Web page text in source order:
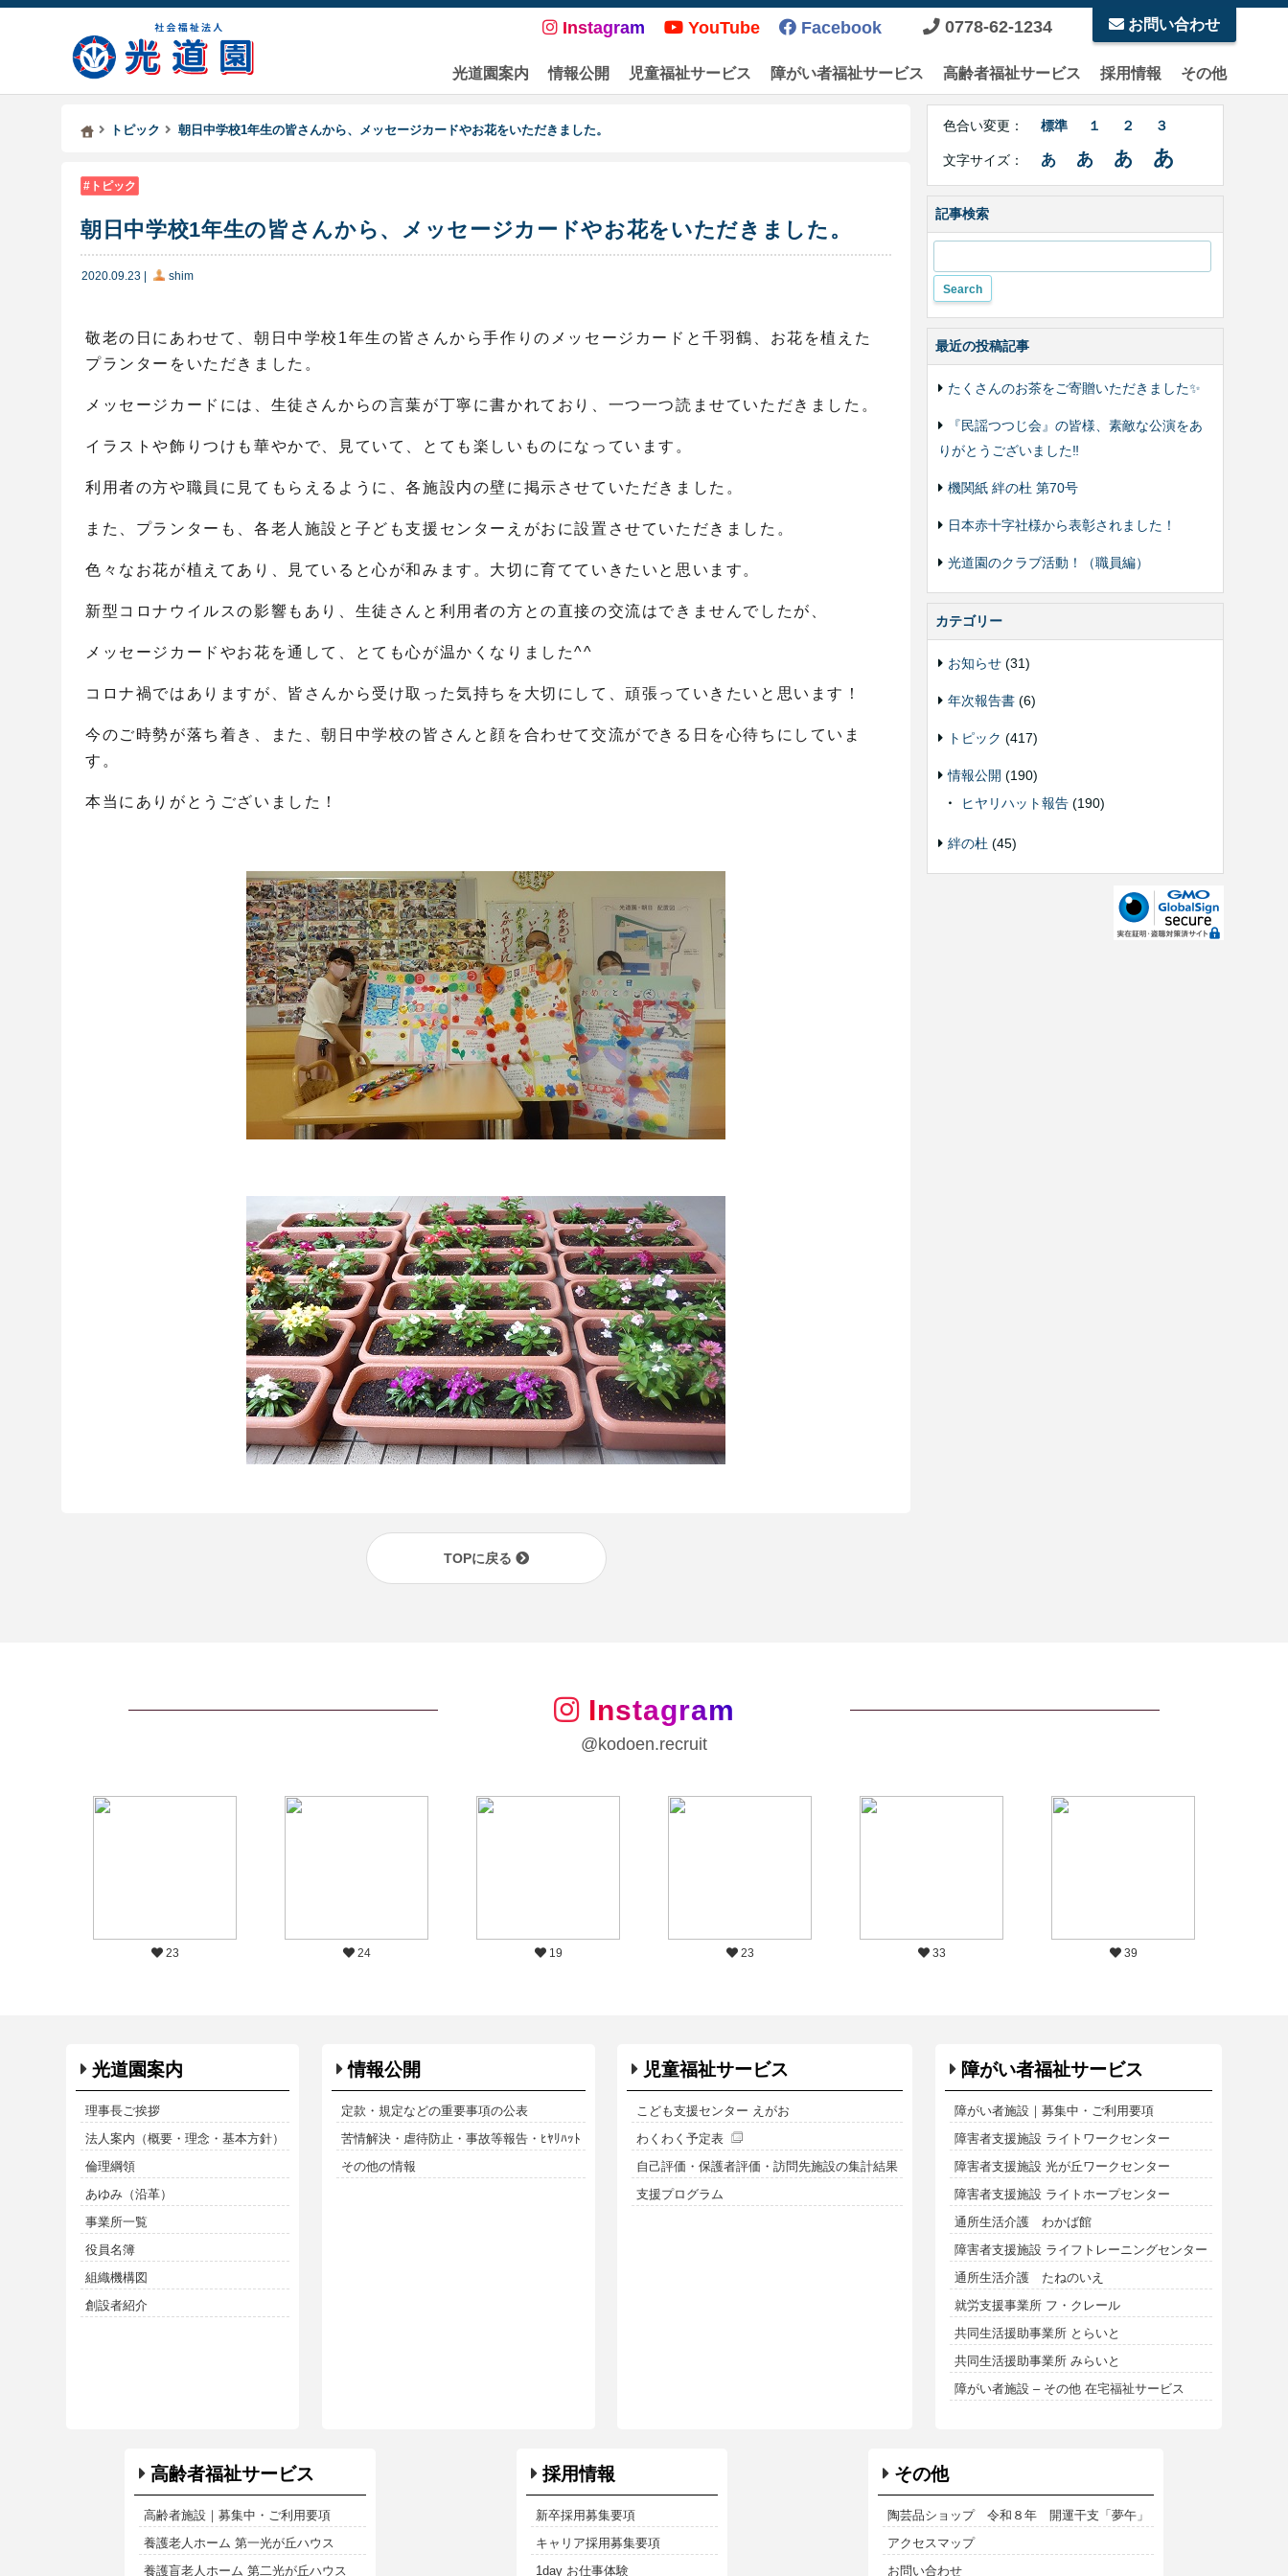
Instagram YouTube Facebook 0778-62-1234 お問い合わせ
光道園案内 情報公開 児童福祉サービス 障がい者福祉サービス 高齢者福祉サービス 採用情報 その他
社会福祉法人 光道園
トピック 朝日中学校1年生の皆さんから、メッセージカードやお花をいただきました。
トピック
朝日中学校1年生の皆さんから、メッセージカードやお花をいただきました。
2020.09.23 | shim
敬老の日にあわせて、朝日中学校1年生の皆さんから手作りのメッセージカードと千羽鶴、お花を植えた
プランターをいただきました。
メッセージカードには、生徒さんからの言葉が丁寧に書かれており、一つ一つ読ませていただきました。
イラストや飾りつけも華やかで、見ていて、とても楽しいものになっています。
利用者の方や職員に見てもらえるように、各施設内の壁に掲示させていただきました。
また、プランターも、各老人施設と子ども支援センターえがおに設置させていただきました。
色々なお花が植えてあり、見ていると心が和みます。大切に育てていきたいと思います。
新型コロナウイルスの影響もあり、生徒さんと利用者の方との直接の交流はできませんでしたが、
メッセージカードやお花を通して、とても心が温かくなりました^^
コロナ禍ではありますが、皆さんから受け取った気持ちを大切にして、頑張っていきたいと思います！
今のご時勢が落ち着き、また、朝日中学校の皆さんと顔を合わせて交流ができる日を心待ちにしていま
す。
本当にありがとうございました！
TOPに戻る
Right
Side
色
合
変
色合い変更： 標準 １ ２ ３
文字サイズ： あ あ あ あ
記事検索
最近の投稿記事
たくさんのお茶をご寄贈いただきました✨
『民謡つつじ会』の皆様、素敵な公演をあ
りがとうございました‼️
機関紙 絆の杜 第70号
日本赤十字社様から表彰されました！
光道園のクラブ活動！（職員編）
カテゴリー
お知らせ (31)
年次報告書 (6)
トピック (417)
情報公開 (190)
ヒヤリハット報告 (190)
絆の杜 (45)
Instagram
@kodoen.recruit
23 24 19 23 33 39
光道園案内
理事長ご挨拶
法人案内（概要・理念・基本方針）
倫理綱領
あゆみ（沿革）
事業所一覧
役員名簿
組織機構図
創設者紹介
情報公開
定款・規定などの重要事項の公表
苦情解決・虐待防止・事故等報告・ﾋﾔﾘﾊｯﾄ
その他の情報
児童福祉サービス
こども支援センター えがお
わくわく予定表
自己評価・保護者評価・訪問先施設の集計結果
支援プログラム
障がい者福祉サービス
障がい者施設｜募集中・ご利用要項
障害者支援施設 ライトワークセンター
障害者支援施設 光が丘ワークセンター
障害者支援施設 ライトホープセンター
通所生活介護 わかば館
障害者支援施設 ライフトレーニングセンター
通所生活介護 たねのいえ
就労支援事業所 フ・クレール
共同生活援助事業所 とらいと
共同生活援助事業所 みらいと
障がい者施設 – その他 在宅福祉サービス
高齢者福祉サービス
高齢者施設｜募集中・ご利用要項
養護老人ホーム 第一光が丘ハウス
養護盲老人ホーム 第二光が丘ハウス
採用情報
新卒採用募集要項
キャリア採用募集要項
1day お仕事体験
その他
陶芸品ショップ 令和８年 開運干支「夢午」
アクセスマップ
お問い合わせ